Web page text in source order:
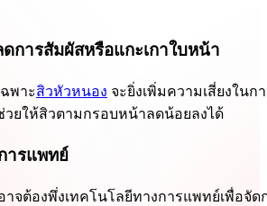
การสัมผัสหรือแกะเกาใบหน้า
พาะสิวหัวหนอง จะยิ่งเพิ่มความเสี่ยงในก
วยให้สิวตามกรอบหน้าลดน้อยลงได้
ารแพทย์
จต้องพึ่งเทคโนโลยีทางการแพทย์เพื่อจัด